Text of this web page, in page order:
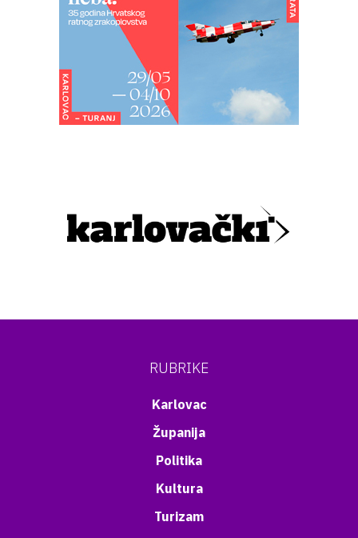
RUBRIKE
Karlovac
Županija
Politika
Kultura
Turizam